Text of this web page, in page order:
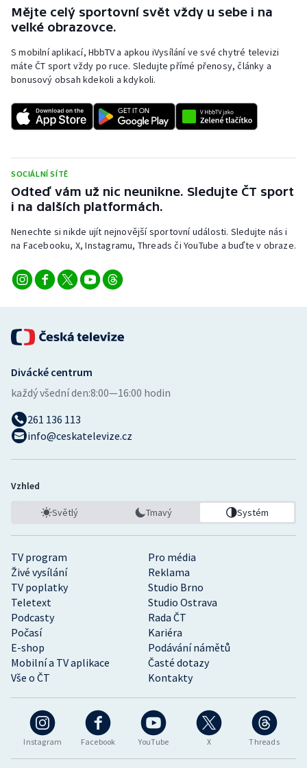
Ostatní
Mějte celý sportovní svět vždy u sebe i na
velké obrazovce.
S mobilní aplikací, HbbTV a apkou iVysílání ve své chytré televizi
máte ČT sport vždy po ruce. Sledujte přímé přenosy, články a
bonusový obsah kdekoli a kdykoli.
SOCIÁLNÍ SÍTĚ
Odteď vám už nic neunikne. Sledujte ČT sport
i na dalších platformách.
Nenechte si nikde ujít nejnovější sportovní události. Sledujte nás i
na Facebooku, X, Instagramu, Threads či YouTube a buďte v obraze.
Instagram Facebook YouTube X Threads
TV program
Pro média
Živé vysílání
Reklama
TV poplatky
Studio Brno
Teletext
Studio Ostrava
Podcasty
Rada ČT
Počasí
Kariéra
E-shop
Podávání námětů
Mobilní a TV aplikace
Časté dotazy
Vše o ČT
Kontakty
Divácké centrum
každý všední den:8:00—16:00 hodin
261 136 113
info@ceskatelevize.cz
Vzhled
Světlý Tmavý Systém